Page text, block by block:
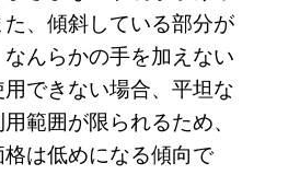
、傾斜している部分が
んらかの手を加えない
できない場合、平坦な
範囲が限られるため、
は低めになる傾向で